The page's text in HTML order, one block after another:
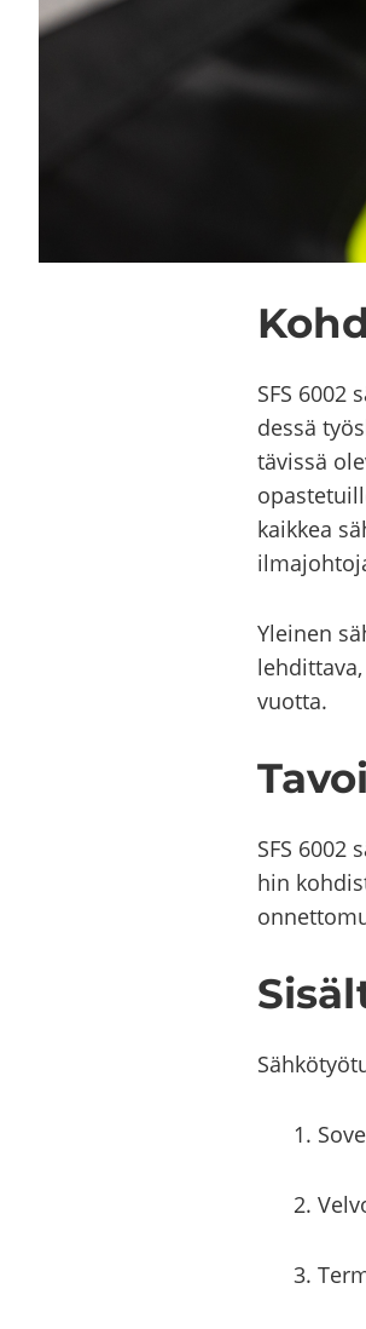
SFS
des­sä
tä­vis­sä
kaik­kea
Ylei­nen
vuot­ta.
SFS
hin
1.
2.
3.